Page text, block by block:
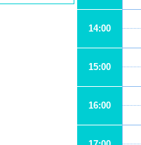
14:00
15:00
16:00